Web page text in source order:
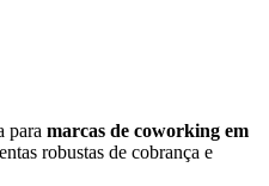
para marcas de coworking em
robustas de cobrança e